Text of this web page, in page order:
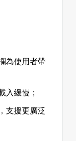
為使用者帶
入緩慢；
支援更廣泛